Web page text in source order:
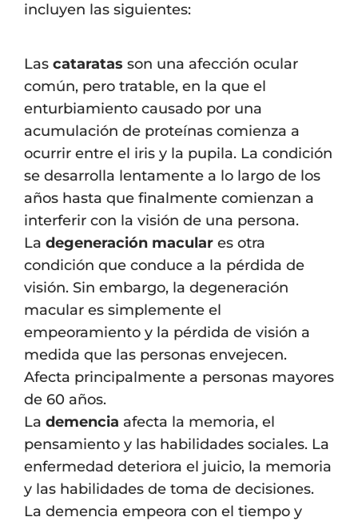
incluyen las siguientes:
Las cataratas son una afección ocular
común, pero tratable, en la que el
enturbiamiento causado por una
acumulación de proteínas comienza a
ocurrir entre el iris y la pupila. La condición
se desarrolla lentamente a lo largo de los
años hasta que finalmente comienzan a
interferir con la visión de una persona.
La degeneración macular es otra
condición que conduce a la pérdida de
visión. Sin embargo, la degeneración
macular es simplemente el
empeoramiento y la pérdida de visión a
medida que las personas envejecen.
Afecta principalmente a personas mayores
de 60 años.
La demencia afecta la memoria, el
pensamiento y las habilidades sociales. La
enfermedad deteriora el juicio, la memoria
y las habilidades de toma de decisiones.
La demencia empeora con el tiempo y